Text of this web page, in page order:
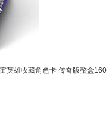
英雄收藏角色卡 传奇版整盒160